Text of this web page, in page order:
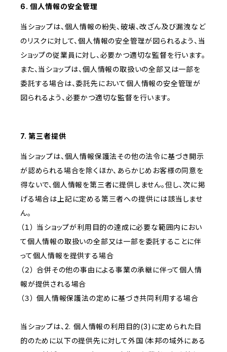
6. 個人情報の安全管理
当ショップは、個人情報の紛失、破壊、改ざん及び漏洩など
のリスクに対して、個人情報の安全管理が図られるよう、当
ショップの従業員に対し、必要かつ適切な監督を行います。
また、当ショップは、個人情報の取扱いの全部又は一部を
委託する場合は、委託先において個人情報の安全管理が
図られるよう、必要かつ適切な監督を行います。
7. 第三者提供
当ショップは、個人情報保護法その他の法令に基づき開示
が認められる場合を除くほか、あらかじめお客様の同意を
得ないで、個人情報を第三者に提供しません。但し、次に掲
げる場合は上記に定める第三者への提供には該当しませ
ん。
（１） 当ショップが利用目的の達成に必要な範囲内におい
て個人情報の取扱いの全部又は一部を委託することに伴
って個人情報を提供する場合
（２） 合併その他の事由による事業の承継に伴って個人情
報が提供される場合
（３） 個人情報保護法の定めに基づき共同利用する場合
当ショップは、2. 個人情報の利用目的(3)に定められた目
的のために以下の提供先に対して外国（本邦の域外にある